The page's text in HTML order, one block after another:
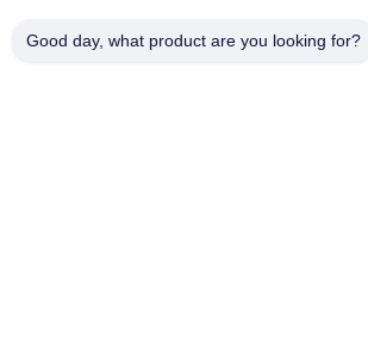
Good day, what product are you looking for?